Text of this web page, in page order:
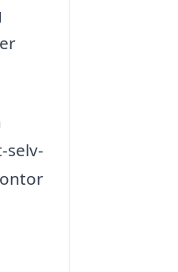
selv-